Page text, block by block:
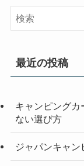
最近の投稿
キャンピングカ
ない選び方
ジャパンキャ